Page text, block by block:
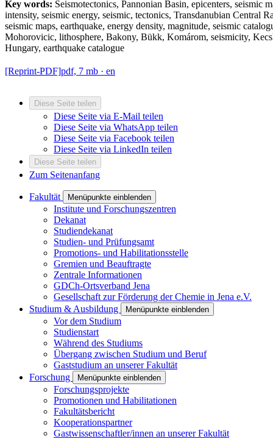
Key words: Seismotectonics, Pannonian Basin, epicenters, seismic
intensity, seismic energy, seismic, tectonics, Transdanubian Central
seismic maps, earthquake, energy density, magnitude, seismic
Mohorovicic, lithosphere, Bakony, Bükk, Komárom, seismicity,
Hungary, earthquake catalogue
[Reprint-PDF]pdf, 7 mb · en
Diese Seite teilen
Diese Seite via E-Mail teilen
Diese Seite via WhatsApp teilen
Diese Seite via Facebook teilen
Diese Seite via LinkedIn teilen
Diese Seite teilen
Zum Seitenanfang
Fakultät Menüpunkte einblenden
Institute und Forschungszentren
Dekanat
Studiendekanat
Studien- und Prüfungsamt
Promotions- und Habilitationsstelle
Gremien und Beauftragte
Zentrale Informationen
GDCh-Ortsverband Jena
Gesellschaft zur Förderung der Chemie in Jena e.V.
Studium & Ausbildung
Menüpunkte einblenden
Vor dem Studium
Studienstart
Während des Studiums
Übergang zwischen Studium und Beruf
Gaststudium an unserer Fakultät
Forschung
Menüpunkte einblenden
Forschungsprojekte
Promotionen und Habilitationen
Fakultätsbericht
Kooperationspartner
Gastwissenschaftler/innen an unserer Fakultät